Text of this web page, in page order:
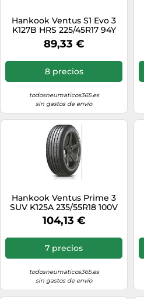
Hankook Ventus S1 Evo 3
K127B HRS 225/45R17 94Y
HRS * XL
89,33 €
8 precios
todosneumaticos365.es
sin gastos de envío
Hankook Ventus Prime 3
SUV K125A 235/55R18 100V
MFS
104,13 €
7 precios
todosneumaticos365.es
sin gastos de envío